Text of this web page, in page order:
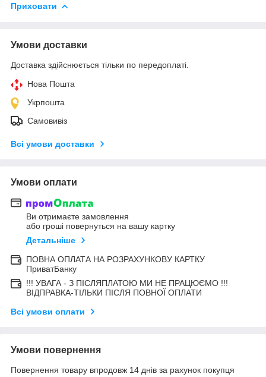
Приховати
Умови доставки
Доставка здійснюється тільки по передоплаті.
Нова Пошта
Укрпошта
Самовивіз
Всі умови доставки
Умови оплати
Ви отримаєте замовлення
або гроші повернуться на вашу картку
Детальніше
ПОВНА ОПЛАТА НА РОЗРАХУНКОВУ КАРТКУ
ПриватБанку
!!! УВАГА - З ПІСЛЯПЛАТОЮ МИ НЕ ПРАЦЮЄМО !!!
ВІДПРАВКА-ТІЛЬКИ ПІСЛЯ ПОВНОЇ ОПЛАТИ
Всі умови оплати
Умови повернення
Повернення товару впродовж 14 днів за рахунок покупця